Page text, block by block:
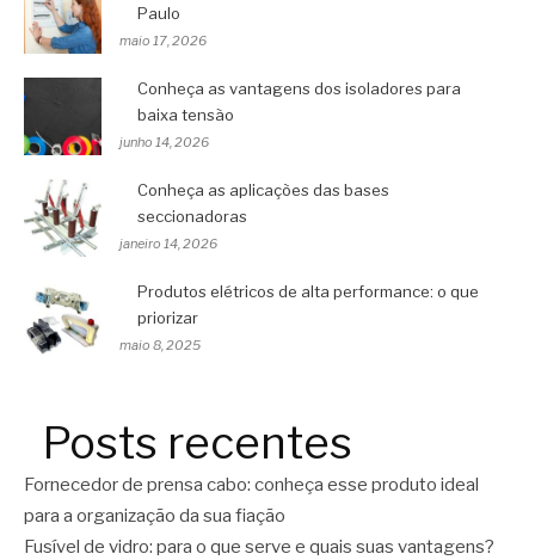
Paulo
maio 17, 2026
Conheça as vantagens dos isoladores para
baixa tensão
junho 14, 2026
Conheça as aplicações das bases
seccionadoras
janeiro 14, 2026
Produtos elétricos de alta performance: o que
priorizar
maio 8, 2025
Posts recentes
Fornecedor de prensa cabo: conheça esse produto ideal
para a organização da sua fiação
Fusível de vidro: para o que serve e quais suas vantagens?